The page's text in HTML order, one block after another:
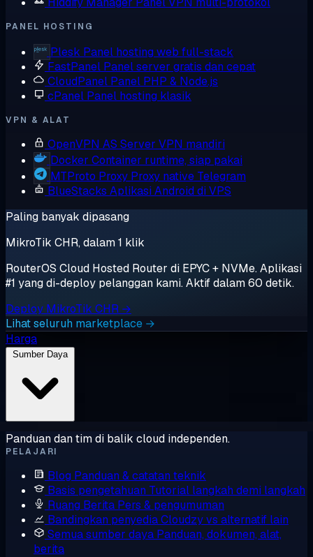
PANEL HOSTING
Plesk Panel hosting web full-stack
FastPanel Panel server gratis dan cepat
CloudPanel Panel PHP & Node.js
cPanel Panel hosting klasik
VPN & ALAT
OpenVPN AS Server VPN mandiri
Docker Container runtime, siap pakai
MTProto Proxy Proxy native Telegram
BlueStacks Aplikasi Android di VPS
Paling banyak dipasang
MikroTik CHR, dalam 1 klik
RouterOS Cloud Hosted Router di EPYC + NVMe. Aplikasi
#1 yang di-deploy pelanggan kami. Aktif dalam 60 detik.
Deploy MikroTik CHR →
Lihat seluruh marketplace →
Harga
Sumber Daya
Panduan dan tim di balik cloud independen.
PELAJARI
Blog Panduan & catatan teknik
Basis pengetahuan Tutorial langkah demi langkah
Ruang Berita Pers & pengumuman
Bandingkan penyediaCloudzy vs alternatif lain
Semua sumber daya Panduan, dokumen, alat,
berita